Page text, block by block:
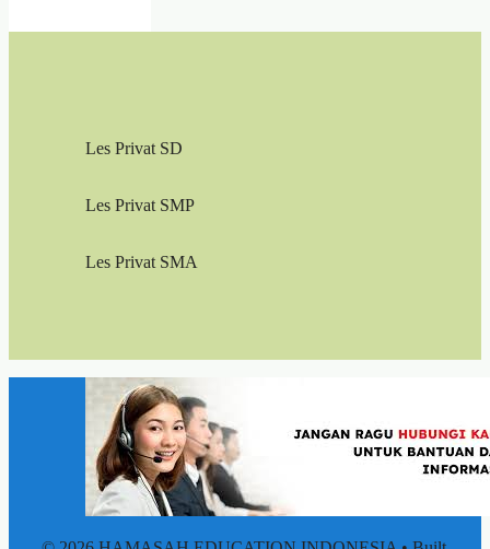
Les Privat SD
Les Privat SMP
Les Privat SMA